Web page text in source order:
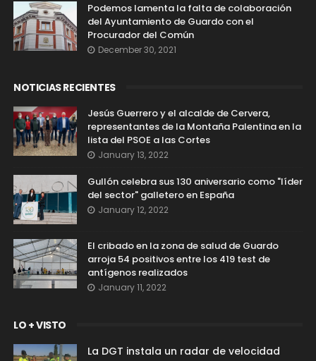
Podemos lamenta la falta de colaboración
del Ayuntamiento de Guardo con el
Procurador del Común
December 30, 2021
NOTICIAS RECIENTES
Jesús Guerrero y el alcalde de Cervera,
representantes de la Montaña Palentina en la
lista del PSOE a las Cortes
January 13, 2022
Gullón celebra sus 130 aniversario como "líder
del sector" galletero en España
January 12, 2022
El cribado en la zona de salud de Guardo
arroja 54 positivos entre los 419 test de
antígenos realizados
January 11, 2022
LO + VISTO
La DGT instala un radar de velocidad